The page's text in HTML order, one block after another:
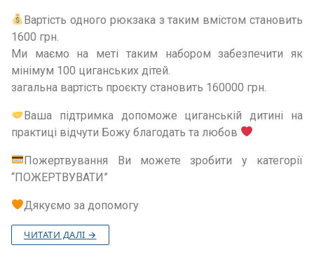
Вартість одного рюкзака з таким вмістом становить
1600 грн.
Ми маємо на меті таким набором забезпечити як
мінімум 100 циганських дітей.
загальна вартість проєкту становить 160000 грн.
Ваша підтримка допоможе циганській дитині на
практиці відчути Божу благодать та любов
Пожертвування Ви можете зробити у категорії
“ПОЖЕРТВУВАТИ”
Дякуємо за допомогу
ЧИТАТИ ДАЛІ →